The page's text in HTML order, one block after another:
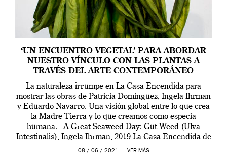
‘UN ENCUENTRO VEGETAL’ PARA ABORDAR
NUESTRO VÍNCULO CON LAS PLANTAS A
TRAVÉS DEL ARTE CONTEMPORÁNEO
La naturaleza irrumpe en La Casa Encendida para
mostrar las obras de Patricia Domínguez, Ingela Ihrman
y Eduardo Navarro. Una visión global entre lo que crea
la Madre Tierra y lo que creamos como especia
humana. A Great Seaweed Day: Gut Weed (Ulva
Intestinalis), Ingela Ihrman, 2019 La Casa Encendida de
Madrid y la Wellcome […]
08 / 06 / 2021 — VER MÁS